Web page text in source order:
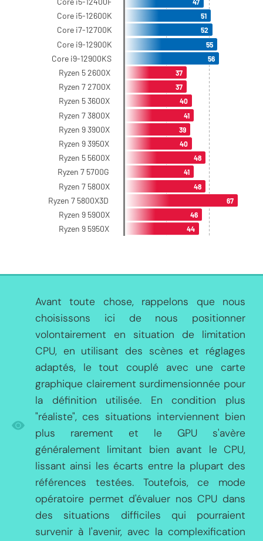
Avant toute chose, rappelons que nous
choisissons ici de nous positionner
volontairement en situation de limitation
CPU, en utilisant des scènes et réglages
adaptés, le tout couplé avec une carte
graphique clairement surdimensionnée pour
la définition utilisée. En condition plus
"réaliste", ces situations interviennent bien
plus rarement et le GPU s'avère
généralement limitant bien avant le CPU,
lissant ainsi les écarts entre la plupart des
références testées. Toutefois, ce mode
opératoire permet d'évaluer nos CPU dans
des situations difficiles qui pourraient
survenir à l'avenir, avec la complexification